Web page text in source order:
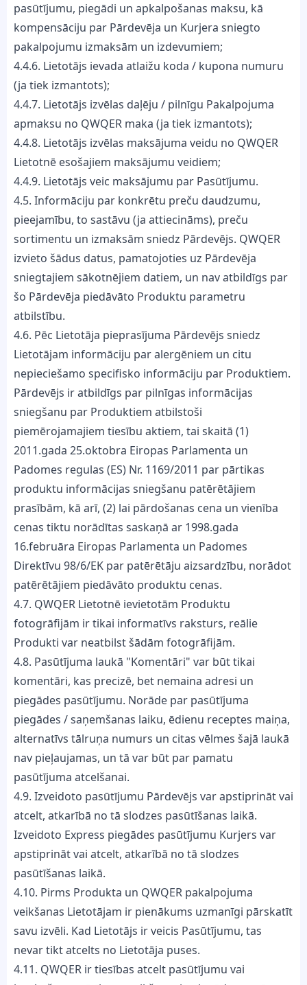
pasūtījumu, piegādi un apkalpošanas maksu, kā
kompensāciju par Pārdevēja un Kurjera sniegto
pakalpojumu izmaksām un izdevumiem;
4.4.6. Lietotājs ievada atlaižu koda / kupona numuru
(ja tiek izmantots);
4.4.7. Lietotājs izvēlas daļēju / pilnīgu Pakalpojuma
apmaksu no QWQER maka (ja tiek izmantots);
4.4.8. Lietotājs izvēlas maksājuma veidu no QWQER
Lietotnē esošajiem maksājumu veidiem;
4.4.9. Lietotājs veic maksājumu par Pasūtījumu.
4.5. Informāciju par konkrētu preču daudzumu,
pieejamību, to sastāvu (ja attiecināms), preču
sortimentu un izmaksām sniedz Pārdevējs. QWQER
izvieto šādus datus, pamatojoties uz Pārdevēja
sniegtajiem sākotnējiem datiem, un nav atbildīgs par
šo Pārdevēja piedāvāto Produktu parametru
atbilstību.
4.6. Pēc Lietotāja pieprasījuma Pārdevējs sniedz
Lietotājam informāciju par alergēniem un citu
nepieciešamo specifisko informāciju par Produktiem.
Pārdevējs ir atbildīgs par pilnīgas informācijas
sniegšanu par Produktiem atbilstoši
piemērojamajiem tiesību aktiem, tai skaitā (1)
2011.gada 25.oktobra Eiropas Parlamenta un
Padomes regulas (ES) Nr. 1169/2011 par pārtikas
produktu informācijas sniegšanu patērētājiem
prasībām, kā arī, (2) lai pārdošanas cena un vienība
cenas tiktu norādītas saskaņā ar 1998.gada
16.februāra Eiropas Parlamenta un Padomes
Direktīvu 98/6/EK par patērētāju aizsardzību, norādot
patērētājiem piedāvāto produktu cenas.
4.7. QWQER Lietotnē ievietotām Produktu
fotogrāfijām ir tikai informatīvs raksturs, reālie
Produkti var neatbilst šādām fotogrāfijām.
4.8. Pasūtījuma laukā "Komentāri" var būt tikai
komentāri, kas precizē, bet nemaina adresi un
piegādes pasūtījumu. Norāde par pasūtījuma
piegādes / saņemšanas laiku, ēdienu receptes maiņa,
alternatīvs tālruņa numurs un citas vēlmes šajā laukā
nav pieļaujamas, un tā var būt par pamatu
pasūtījuma atcelšanai.
4.9. Izveidoto pasūtījumu Pārdevējs var apstiprināt vai
atcelt, atkarībā no tā slodzes pasūtīšanas laikā.
Izveidoto Express piegādes pasūtījumu Kurjers var
apstiprināt vai atcelt, atkarībā no tā slodzes
pasūtīšanas laikā.
4.10. Pirms Produkta un QWQER pakalpojuma
veikšanas Lietotājam ir pienākums uzmanīgi pārskatīt
savu izvēli. Kad Lietotājs ir veicis Pasūtījumu, tas
nevar tikt atcelts no Lietotāja puses.
4.11. QWQER ir tiesības atcelt pasūtījumu vai